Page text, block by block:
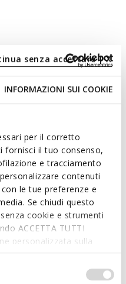
INFORMAZIONI SUI COOKIE
per il corretto
fornisci il tuo consenso,
e tracciamento
contenuti
le tue preferenze e
Se chiudi questo
cookie e strumenti
ACCETTA TUTTI
personalizzata sulla
Selezionando
quali cookies ed
Per maggiori
senza accettare | X
SPORTIF
Geox regorge de
d’avant-garde et des